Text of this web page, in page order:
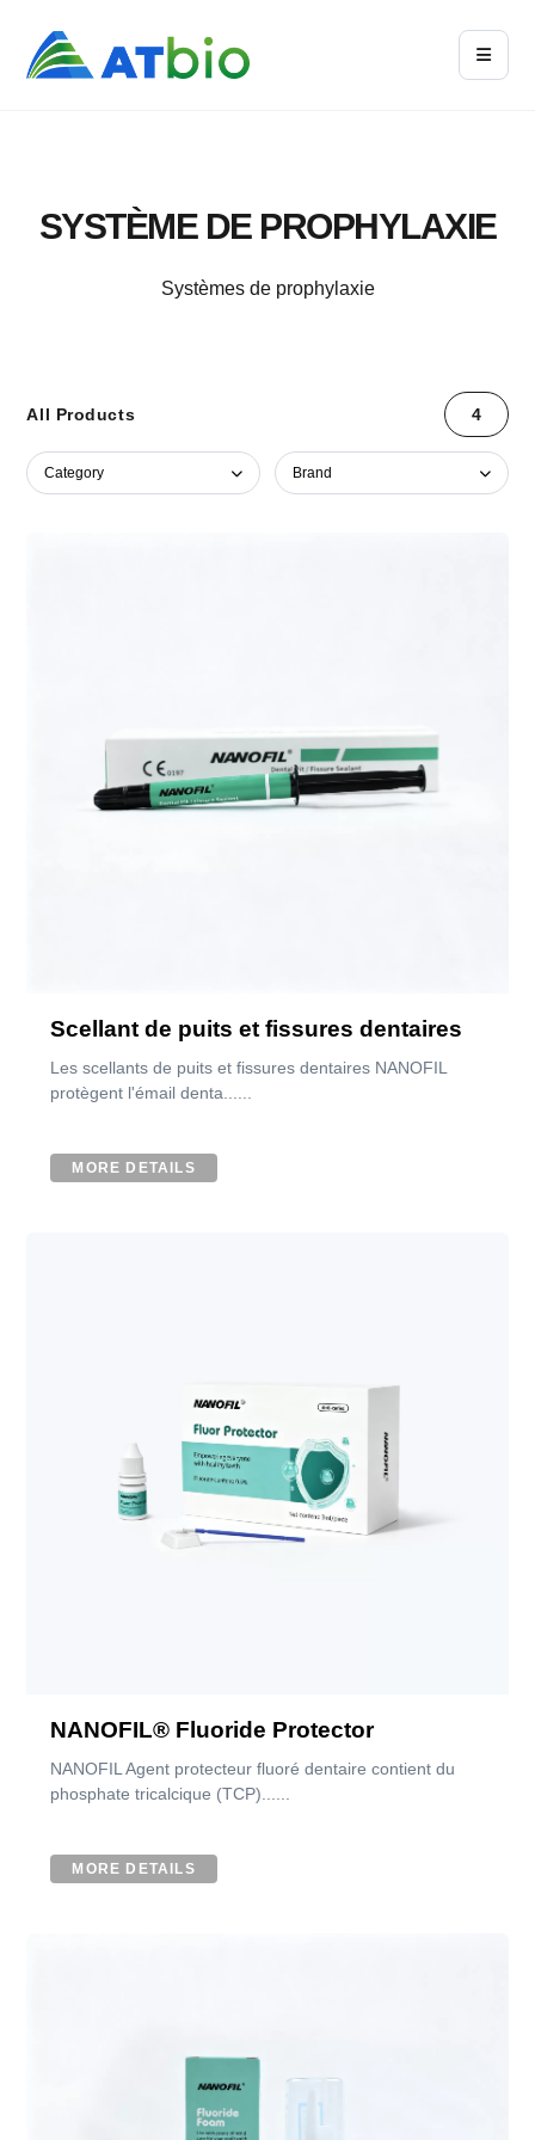
SYSTÈME DE PROPHYLAXIE
Systèmes de prophylaxie
All Products
Category Brand
4
Scellant de puits et fissures dentaires
Les scellants de puits et fissures dentaires NANOFIL
protègent l'émail denta......
MORE DETAILS
NANOFIL® Fluoride Protector
NANOFIL Agent protecteur fluoré dentaire contient du
phosphate tricalcique (TCP)......
MORE DETAILS